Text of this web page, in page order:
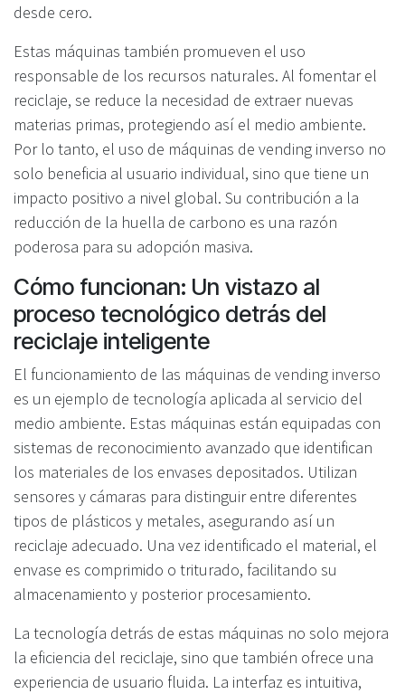
desde cero.
Estas máquinas también promueven el uso
responsable de los recursos naturales. Al fomentar el
reciclaje, se reduce la necesidad de extraer nuevas
materias primas, protegiendo así el medio ambiente.
Por lo tanto, el uso de máquinas de vending inverso no
solo beneficia al usuario individual, sino que tiene un
impacto positivo a nivel global. Su contribución a la
reducción de la huella de carbono es una razón
poderosa para su adopción masiva.
Cómo funcionan: Un vistazo al
proceso tecnológico detrás del
reciclaje inteligente
El funcionamiento de las máquinas de vending inverso
es un ejemplo de tecnología aplicada al servicio del
medio ambiente. Estas máquinas están equipadas con
sistemas de reconocimiento avanzado que identifican
los materiales de los envases depositados. Utilizan
sensores y cámaras para distinguir entre diferentes
tipos de plásticos y metales, asegurando así un
reciclaje adecuado. Una vez identificado el material, el
envase es comprimido o triturado, facilitando su
almacenamiento y posterior procesamiento.
La tecnología detrás de estas máquinas no solo mejora
la eficiencia del reciclaje, sino que también ofrece una
experiencia de usuario fluida. La interfaz es intuitiva,